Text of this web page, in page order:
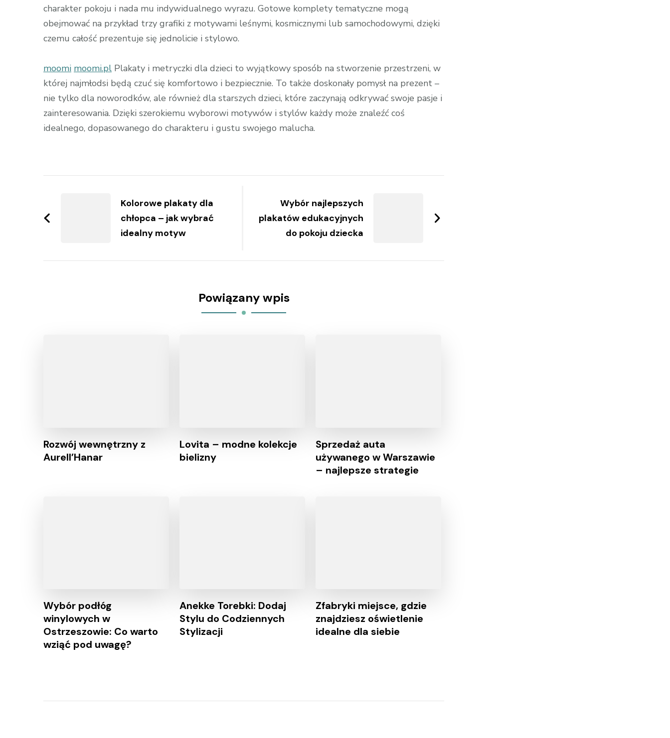
charakter pokoju i nada mu indywidualnego wyrazu. Gotowe komplety tematyczne mogą
obejmować na przykład trzy grafiki z motywami leśnymi, kosmicznymi lub samochodowymi, dzięki
czemu całość prezentuje się jednolicie i stylowo.
moomi moomi.pl Plakaty i metryczki dla dzieci to wyjątkowy sposób na stworzenie przestrzeni, w
której najmłodsi będą czuć się komfortowo i bezpiecznie. To także doskonały pomysł na prezent –
nie tylko dla noworodków, ale również dla starszych dzieci, które zaczynają odkrywać swoje pasje i
zainteresowania. Dzięki szerokiemu wyborowi motywów i stylów każdy może znaleźć coś
idealnego, dopasowanego do charakteru i gustu swojego malucha.
wpisy
Kolorowe plakaty dla
chłopca – jak wybrać
idealny motyw
Wybór najlepszych
plakatów edukacyjnych
do pokoju dziecka
Powiązany wpis
Rozwój wewnętrzny z
Aurell’Hanar
Lovita – modne kolekcje
bielizny
Sprzedaż auta
używanego w Warszawie
– najlepsze strategie
Wybór podłóg
winylowych w
Ostrzeszowie: Co warto
wziąć pod uwagę?
Anekke Torebki: Dodaj
Stylu do Codziennych
Stylizacji
Zfabryki miejsce, gdzie
znajdziesz oświetlenie
idealne dla siebie